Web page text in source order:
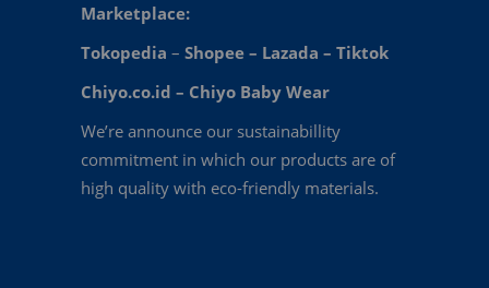
Marketplace:
Tokopedia – Shopee – Lazada – Tiktok
Chiyo.co.id – Chiyo Baby Wear
We’re announce our sustainabillity
commitment in which our products are of
high quality with eco-friendly materials.